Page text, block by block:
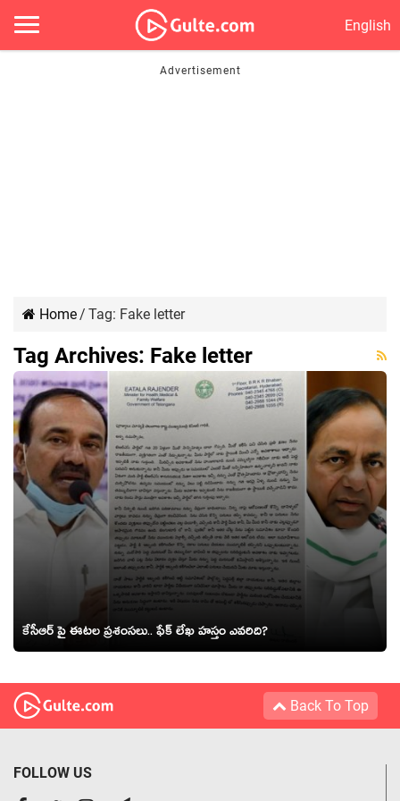
English
Home/ Tag: Fake letter
Tag Archives: Fake letter
కేసీఆర్ పై ఈటల ప్రశంసలు.. ఫేక్ లేఖ హస్తం ఎవరిది?
Back To Top
FOLLOW US